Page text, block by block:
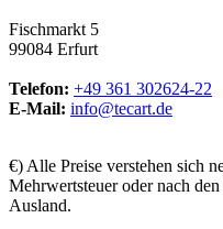
Fischmarkt 5
99084 Erfurt
Telefon: +49 361 302624-22
E-Mail: info@tecart.de
€) Alle Preise verstehen sich
Mehrwertsteuer oder nach
Ausland.